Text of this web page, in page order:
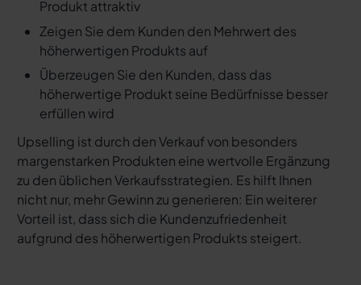
Produkt attraktiv
Zeigen Sie dem Kunden den Mehrwert des
höherwertigen Produkts auf
Überzeugen Sie den Kunden, dass das
höherwertige Produkt seine Bedürfnisse besser
erfüllen wird
Upselling ist durch den Verkauf von besonders
margenstarken Produkten eine wertvolle Ergänzung
zu den üblichen Verkaufsstrategien. Es hilft Ihnen
nicht nur, mehr Gewinn zu generieren: Ein weiterer
Vorteil ist, dass sich die Kundenzufriedenheit
aufgrund des höherwertigen Produkts steigert.